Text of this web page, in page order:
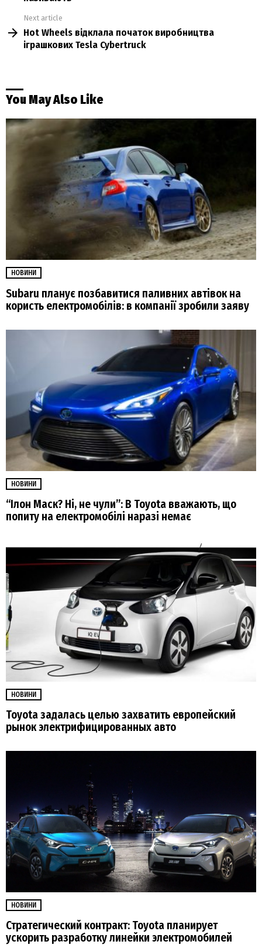
Next article
Hot Wheels відклала початок виробництва
іграшкових Tesla Cybertruck
You May Also Like
НОВИНИ
Subaru планує позбавитися паливних автівок на
користь електромобілів: в компанії зробили заяву
НОВИНИ
“Ілон Маск? Ні, не чули”: В Toyota вважають, що
попиту на електромобілі наразі немає
НОВИНИ
Toyota задалась целью захватить европейский
рынок электрифицированных авто
НОВИНИ
Стратегический контракт: Toyota планирует
ускорить разработку линейки электромобилей